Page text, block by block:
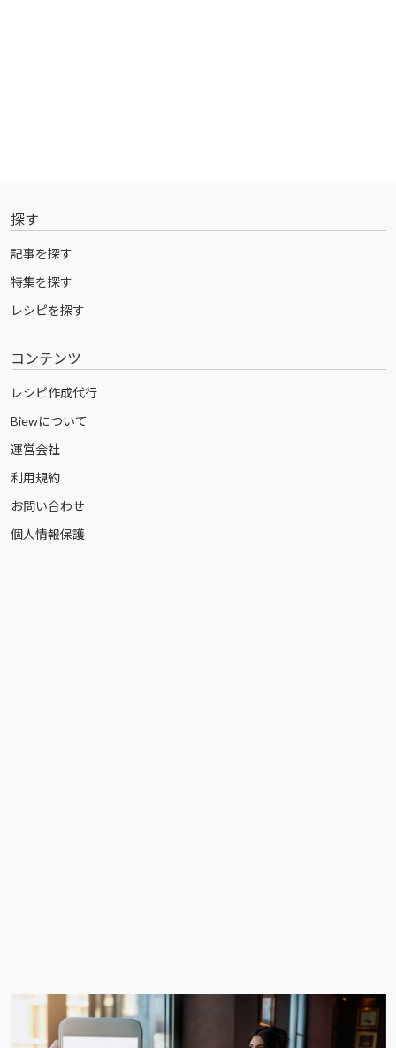
探す
記事を探す
特集を探す
レシピを探す
コンテンツ
レシピ作成代行
Biewについて
運営会社
利用規約
お問い合わせ
個人情報保護